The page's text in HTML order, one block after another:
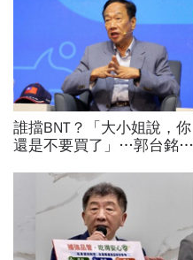
誰擋BNT？「大小姐說，你
還是不要買了」…郭台銘曝
回應了